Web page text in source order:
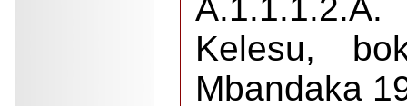
Kelesu,
Mbandaka